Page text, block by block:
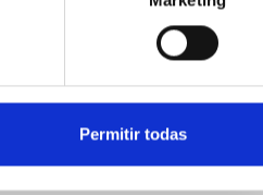
Permitir todas